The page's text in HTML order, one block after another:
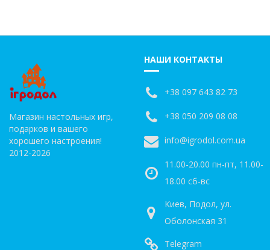
Магазин настольных игр,
подарков и вашего
хорошего настроения!
2012-2026
НАШИ КОНТАКТЫ
+38 097 643 82 73
+38 050 209 08 08
info@igrodol.com.ua
11.00-20.00 пн-пт, 11.00-
18.00 сб-вс
Киев, Подол, ул.
Оболонская 31
Telegram